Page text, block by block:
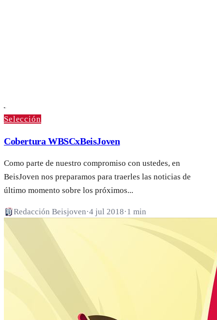
Selección
Cobertura WBSCxBeisJoven
Como parte de nuestro compromiso con ustedes, en
BeisJoven nos preparamos para traerles las noticias de
último momento sobre los próximos...
Redacción Beisjoven·4 jul 2018·1 min